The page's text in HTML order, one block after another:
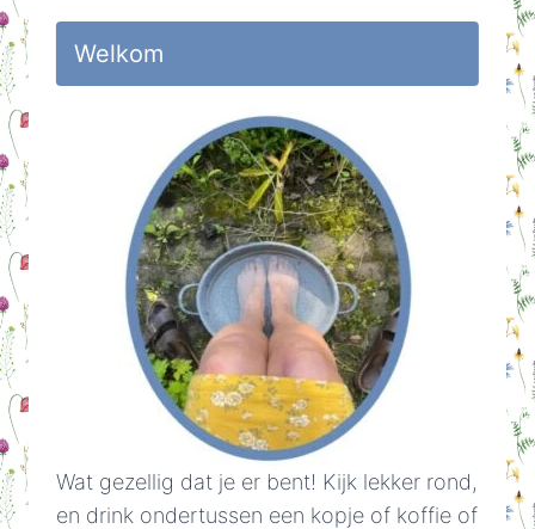
Welkom
Wat gezellig dat je er bent! Kijk lekker rond,
en drink ondertussen een kopje of koffie of